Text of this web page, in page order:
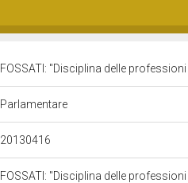
FOSSATI: "Disciplina delle
Parlamentare
20130416
FOSSATI: "Disciplina delle